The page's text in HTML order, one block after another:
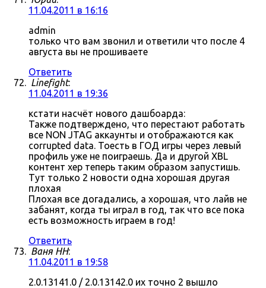
11.04.2011 в 16:16
admin
только что вам звонил и ответили что после 4
августа вы не прошиваете
Ответить
Linefight:
11.04.2011 в 19:36
кстати насчёт нового дашбоарда:
Также подтверждено, что перестают работать
все NON JTAG аккаунты и отображаются как
corrupted data. Тоесть в ГОД игры через левый
профиль уже не поиграешь. Да и другой XBL
контент хер теперь таким образом запустишь.
Тут только 2 новости одна хорошая другая
плохая
Плохая все догадались, а хорошая, что лайв не
забанят, когда ты играл в год, так что все пока
есть возможность играем в год!
Ответить
Ваня НН:
11.04.2011 в 19:58
2.0.13141.0 / 2.0.13142.0 их точно 2 вышло